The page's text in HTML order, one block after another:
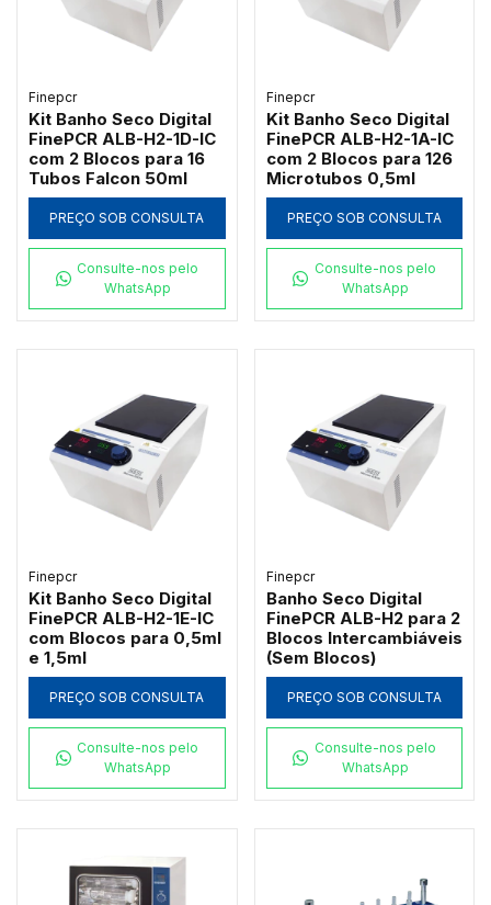
Finepcr
Kit Banho Seco Digital
FinePCR ALB-H2-1D-IC
com 2 Blocos para 16
Tubos Falcon 50ml
PREÇO SOB CONSULTA
Consulte-nos pelo
WhatsApp
Finepcr
Kit Banho Seco Digital
FinePCR ALB-H2-1A-IC
com 2 Blocos para 126
Microtubos 0,5ml
PREÇO SOB CONSULTA
Consulte-nos pelo
WhatsApp
Finepcr
Kit Banho Seco Digital
FinePCR ALB-H2-1E-IC
com Blocos para 0,5ml
e 1,5ml
PREÇO SOB CONSULTA
Consulte-nos pelo
WhatsApp
Finepcr
Banho Seco Digital
FinePCR ALB-H2 para 2
Blocos Intercambiáveis
(Sem Blocos)
PREÇO SOB CONSULTA
Consulte-nos pelo
WhatsApp